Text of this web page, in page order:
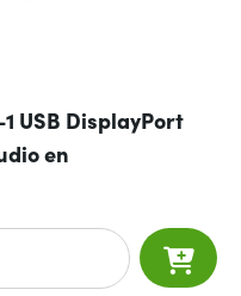
USB DisplayPort
en